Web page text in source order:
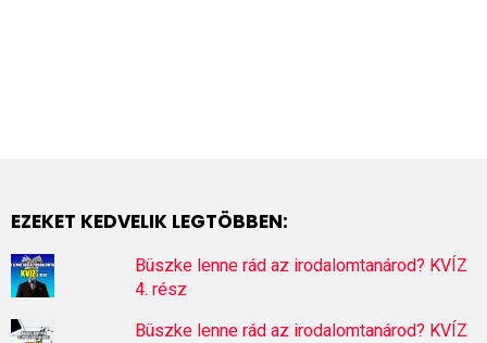
EZEKET KEDVELIK LEGTÖBBEN:
Büszke lenne rád az irodalomtanárod? KVÍZ
4. rész
Büszke lenne rád az irodalomtanárod? KVÍZ